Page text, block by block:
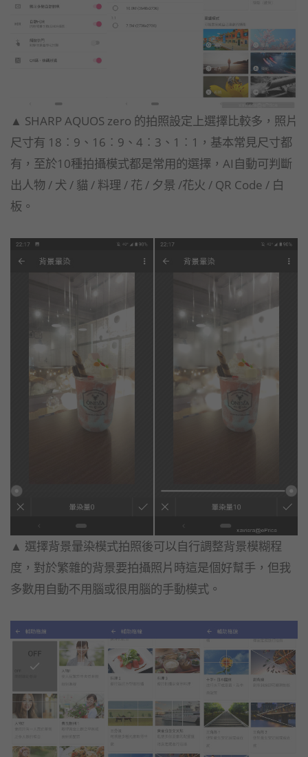
▲ SHARP AQUOS zero 的拍照設定上選擇比較多，照片
尺寸有 18︰9、16︰9、4︰3、1︰1，基本常見尺寸都
有， 至於10種拍攝模式都是常用的選擇，AI自動可判斷
出人物 / 犬 / 貓 / 料理 / 花 / 夕景 /花火 / QR Code / 白
板。
▲ 選擇背景暈染模式拍照後可以自行調整背景模糊程
度， 對於繁雜的背景要拍攝照片時這是個好幫手， 但我
多數用自動不用腦或很用腦的手動模式。